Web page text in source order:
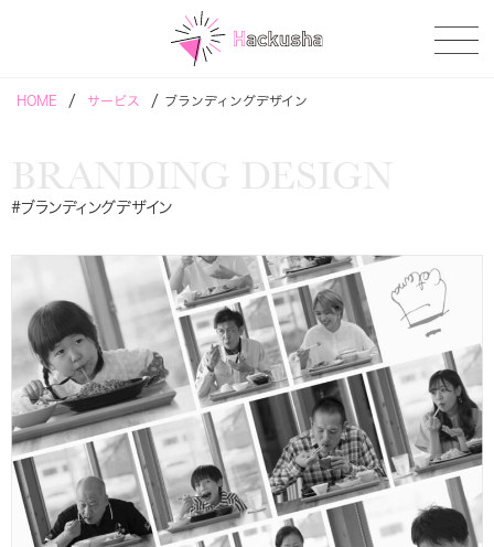
HOME / サービス / ブランディングデザイン
BRANDING DESIGN
#ブランディングデザイン